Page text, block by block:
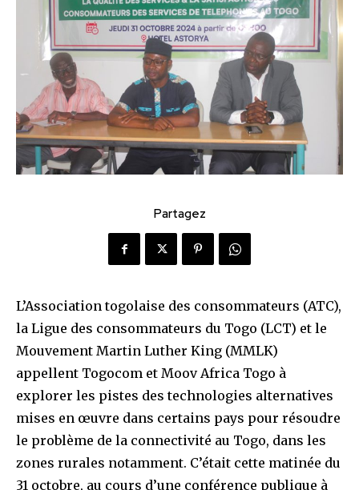
Partagez
L’Association togolaise des consommateurs (ATC),
la Ligue des consommateurs du Togo (LCT) et le
Mouvement Martin Luther King (MMLK)
appellent Togocom et Moov Africa Togo à
explorer les pistes des technologies alternatives
mises en œuvre dans certains pays pour résoudre
le problème de la connectivité au Togo, dans les
zones rurales notamment. C’était cette matinée du
31 octobre, au cours d’une conférence publique à